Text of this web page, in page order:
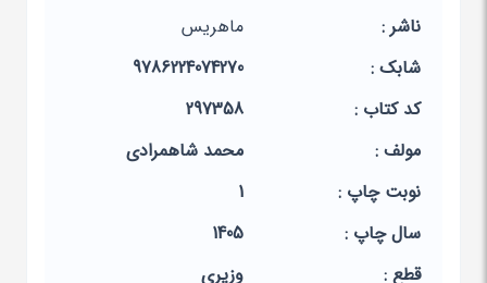
ناشر :
ماهریس
شابک :
9786224074270
کد کتاب :
297358
مولف :
محمد شاهمرادی
نوبت چاپ :
1
سال چاپ :
1405
قطع :
وزیری